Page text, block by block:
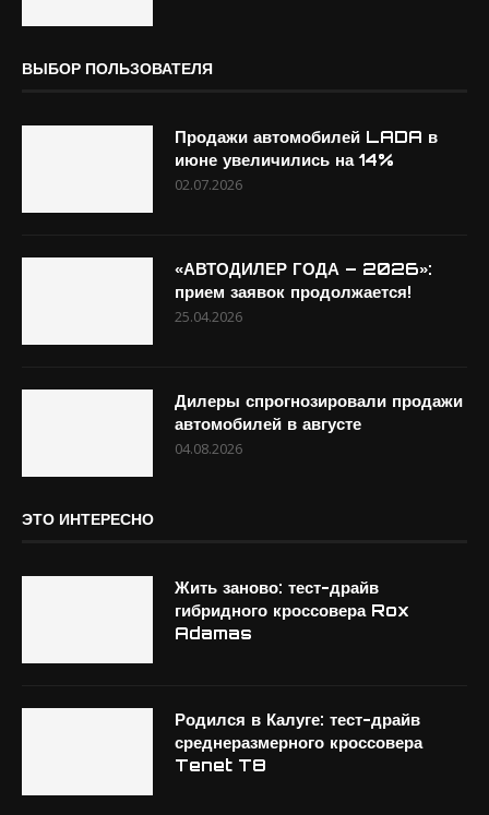
ВЫБОР ПОЛЬЗОВАТЕЛЯ
Продажи автомобилей LADA в
июне увеличились на 14%
02.07.2026
«АВТОДИЛЕР ГОДА – 2026»:
прием заявок продолжается!
25.04.2026
Дилеры спрогнозировали продажи
автомобилей в августе
04.08.2026
ЭТО ИНТЕРЕСНО
Жить заново: тест-драйв
гибридного кроссовера Rox
Adamas
Родился в Калуге: тест-драйв
среднеразмерного кроссовера
Tenet T8